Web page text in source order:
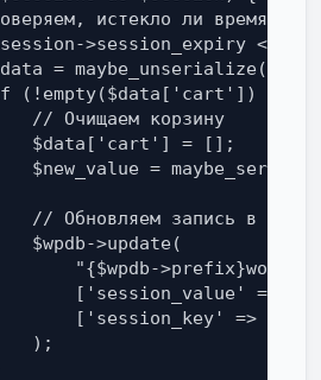
истекло ли время
>session_expiry <
=
(!empty($data['cart']) &&
// Очищаем корзину
$data['cart'] = [];
$new_value =
// Обновляем запись в базе
$wpdb->update(
"{$wpdb-
['session_value' =>
['session_key' =>
);